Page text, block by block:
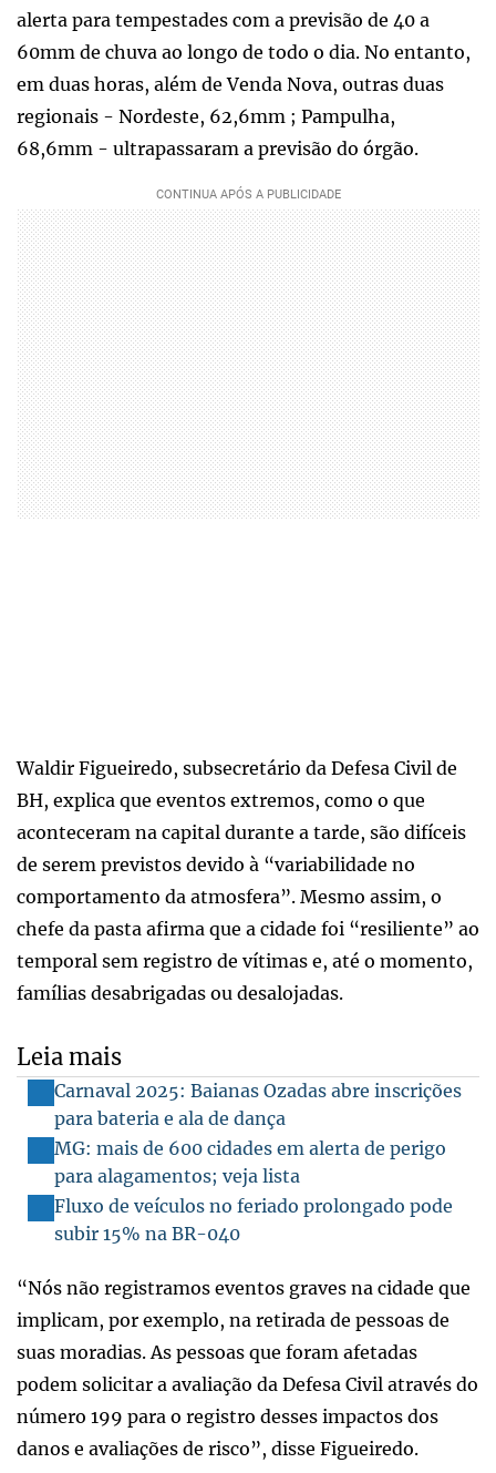
alerta para tempestades com a previsão de 40 a
60mm de chuva ao longo de todo o dia. No entanto,
em duas horas, além de Venda Nova, outras duas
regionais - Nordeste, 62,6mm ; Pampulha,
68,6mm - ultrapassaram a previsão do órgão.
Waldir Figueiredo, subsecretário da Defesa Civil de
BH, explica que eventos extremos, como o que
aconteceram na capital durante a tarde, são difíceis
de serem previstos devido à “variabilidade no
comportamento da atmosfera”. Mesmo assim, o
chefe da pasta afirma que a cidade foi “resiliente” ao
temporal sem registro de vítimas e, até o momento,
famílias desabrigadas ou desalojadas.
Leia mais
Carnaval 2025: Baianas Ozadas abre inscrições
para bateria e ala de dança
MG: mais de 600 cidades em alerta de perigo
para alagamentos; veja lista
Fluxo de veículos no feriado prolongado pode
subir 15% na BR-040
“Nós não registramos eventos graves na cidade que
implicam, por exemplo, na retirada de pessoas de
suas moradias. As pessoas que foram afetadas
podem solicitar a avaliação da Defesa Civil através do
número 199 para o registro desses impactos dos
danos e avaliações de risco”, disse Figueiredo.